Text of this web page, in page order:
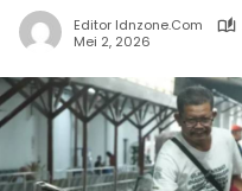
Editor Idnzone.com
Mei 2, 2026